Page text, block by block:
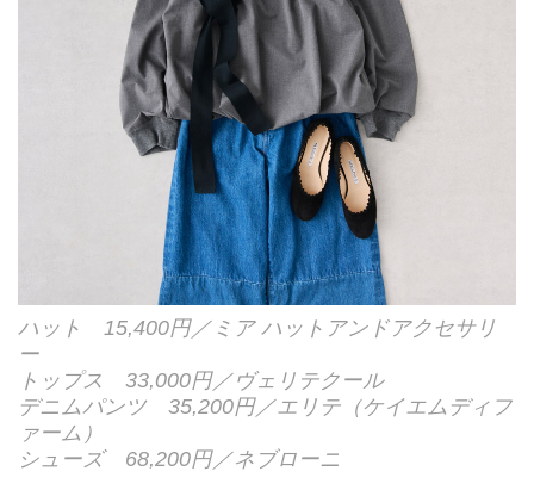
ハット 15,400円／ミア ハットアンドアクセサリ
ー
トップス 33,000円／ヴェリテクール
デニムパンツ 35,200円／エリテ（ケイエムディフ
ァーム）
シューズ 68,200円／ネブローニ